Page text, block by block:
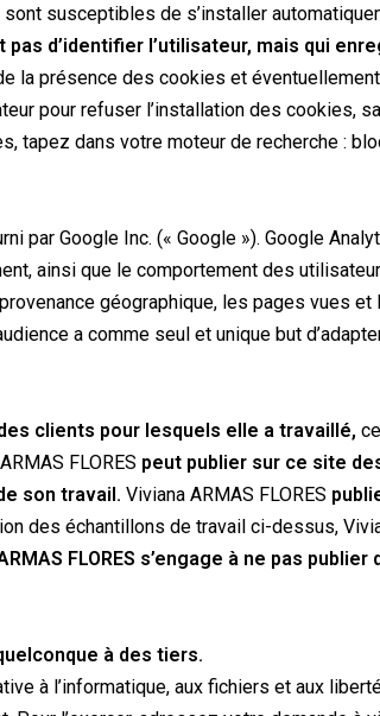
susceptibles de s’installer
d’identifier l’utilisateur, mais qui
la présence des cookies et
pour refuser l’installation des cookies,
tapez dans votre moteur de recherche :
par Google Inc. (« Google »). Google
ainsi que le comportement des
géographique, les pages vues
a comme seul et unique but
clients pour lesquels elle a travaillé,
FLORES peut publier sur ce site
son travail. Viviana ARMAS FLORES
des échantillons de travail ci-dessus,
FLORES s’engage à ne pas publier
à des tiers.
à l’informatique, aux fichiers et aux